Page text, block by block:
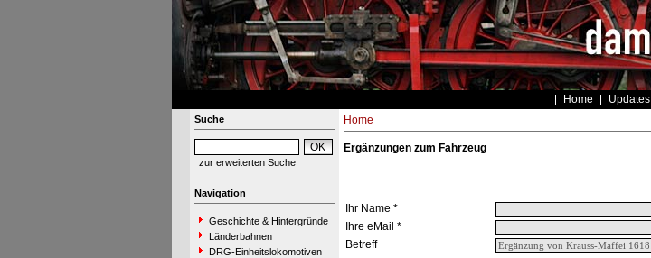
Home Updates
Suche
zur erweiterten Suche
Navigation
Geschichte & Hintergründe
Länderbahnen
DRG-Einheitslokomotiven
Home
Ergänzungen zum Fahrzeug
Ihr Name *
Ihre eMail *
Betreff